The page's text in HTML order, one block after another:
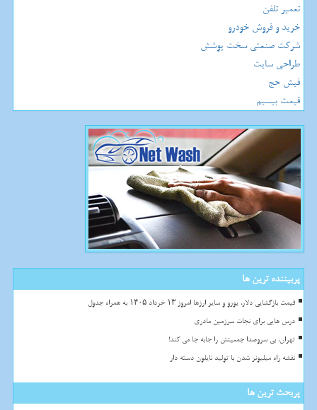
تعمیر تلفن
خرید و فروش خودرو
شرکت صنعتی سخت پوشش
طراحی سایت
فیش حج
قیمت بیسیم
پربیننده ترین ها
قیمت بازگشایی دلار، یورو و سایر ارزها امروز ۱۳ خرداد ۱۴۰۵ به همراه جدول
درس هایی برای نجات سرزمین مادری
تهران، بی سروصدا جمعیتش را جابه جا می کند!
نقشه راه میلیونر شدن با تولید نایلون دسته دار
پربحث ترین ها